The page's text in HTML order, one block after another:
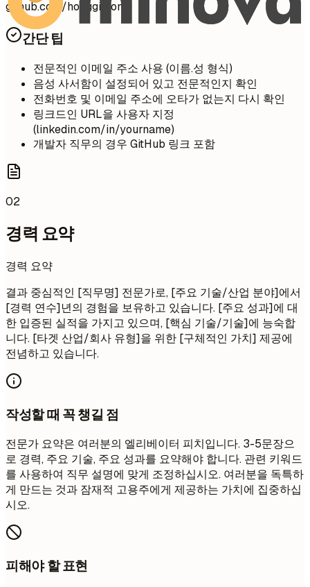
github.com/honggildong
간단 팁
전문적인 이메일 주소 사용 (이름.성 형식)
음성 사서함이 설정되어 있고 전문적인지 확인
전화번호 및 이메일 주소에 오타가 없는지 다시 확인
링크드인 URL을 사용자 지정
(linkedin.com/in/yourname)
개발자 직무의 경우 GitHub 링크 포함
02
경력 요약
경력 요약
결과 중심적인 [직무명] 전문가로, [주요 기술/산업 분야]에서
[경력 연수]년의 경험을 보유하고 있습니다. [주요 성과]에 대
한 입증된 실적을 가지고 있으며, [핵심 기술/기술]에 능숙합
니다. [타겟 산업/회사 유형]을 위한 [구체적인 가치] 제공에
전념하고 있습니다.
작성할 때 꼭 챙길 점
전문가 요약은 여러분의 엘리베이터 피치입니다. 3-5문장으
로 경력, 주요 기술, 주요 성과를 요약해야 합니다. 관련 키워드
를 사용하여 직무 설명에 맞게 조정하십시오. 여러분을 독특하
게 만드는 것과 잠재적 고용주에게 제공하는 가치에 집중하십
시오.
피해야 할 표현